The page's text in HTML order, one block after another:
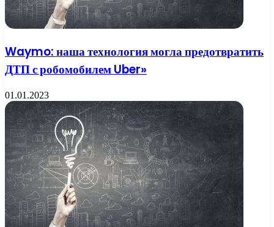
Waymo: наша технология могла предотвратить
ДТП с робомобилем Uber»
01.01.2023